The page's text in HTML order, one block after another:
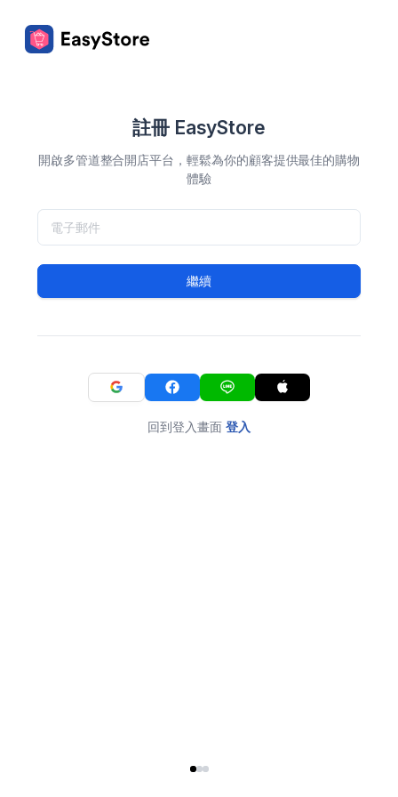
註冊 EasyStore
開啟多管道整合開店平台，輕鬆為你的顧客提供最佳的購物
體驗
繼續
回到登入畫面 登入